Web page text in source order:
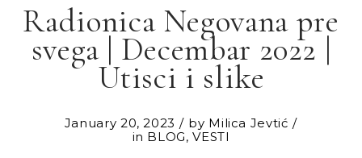
Radionica Negovana pre
svega | Decembar 2022 |
Utisci i slike
January 20, 2023 by Milica Jevtić
in BLOG,VESTI